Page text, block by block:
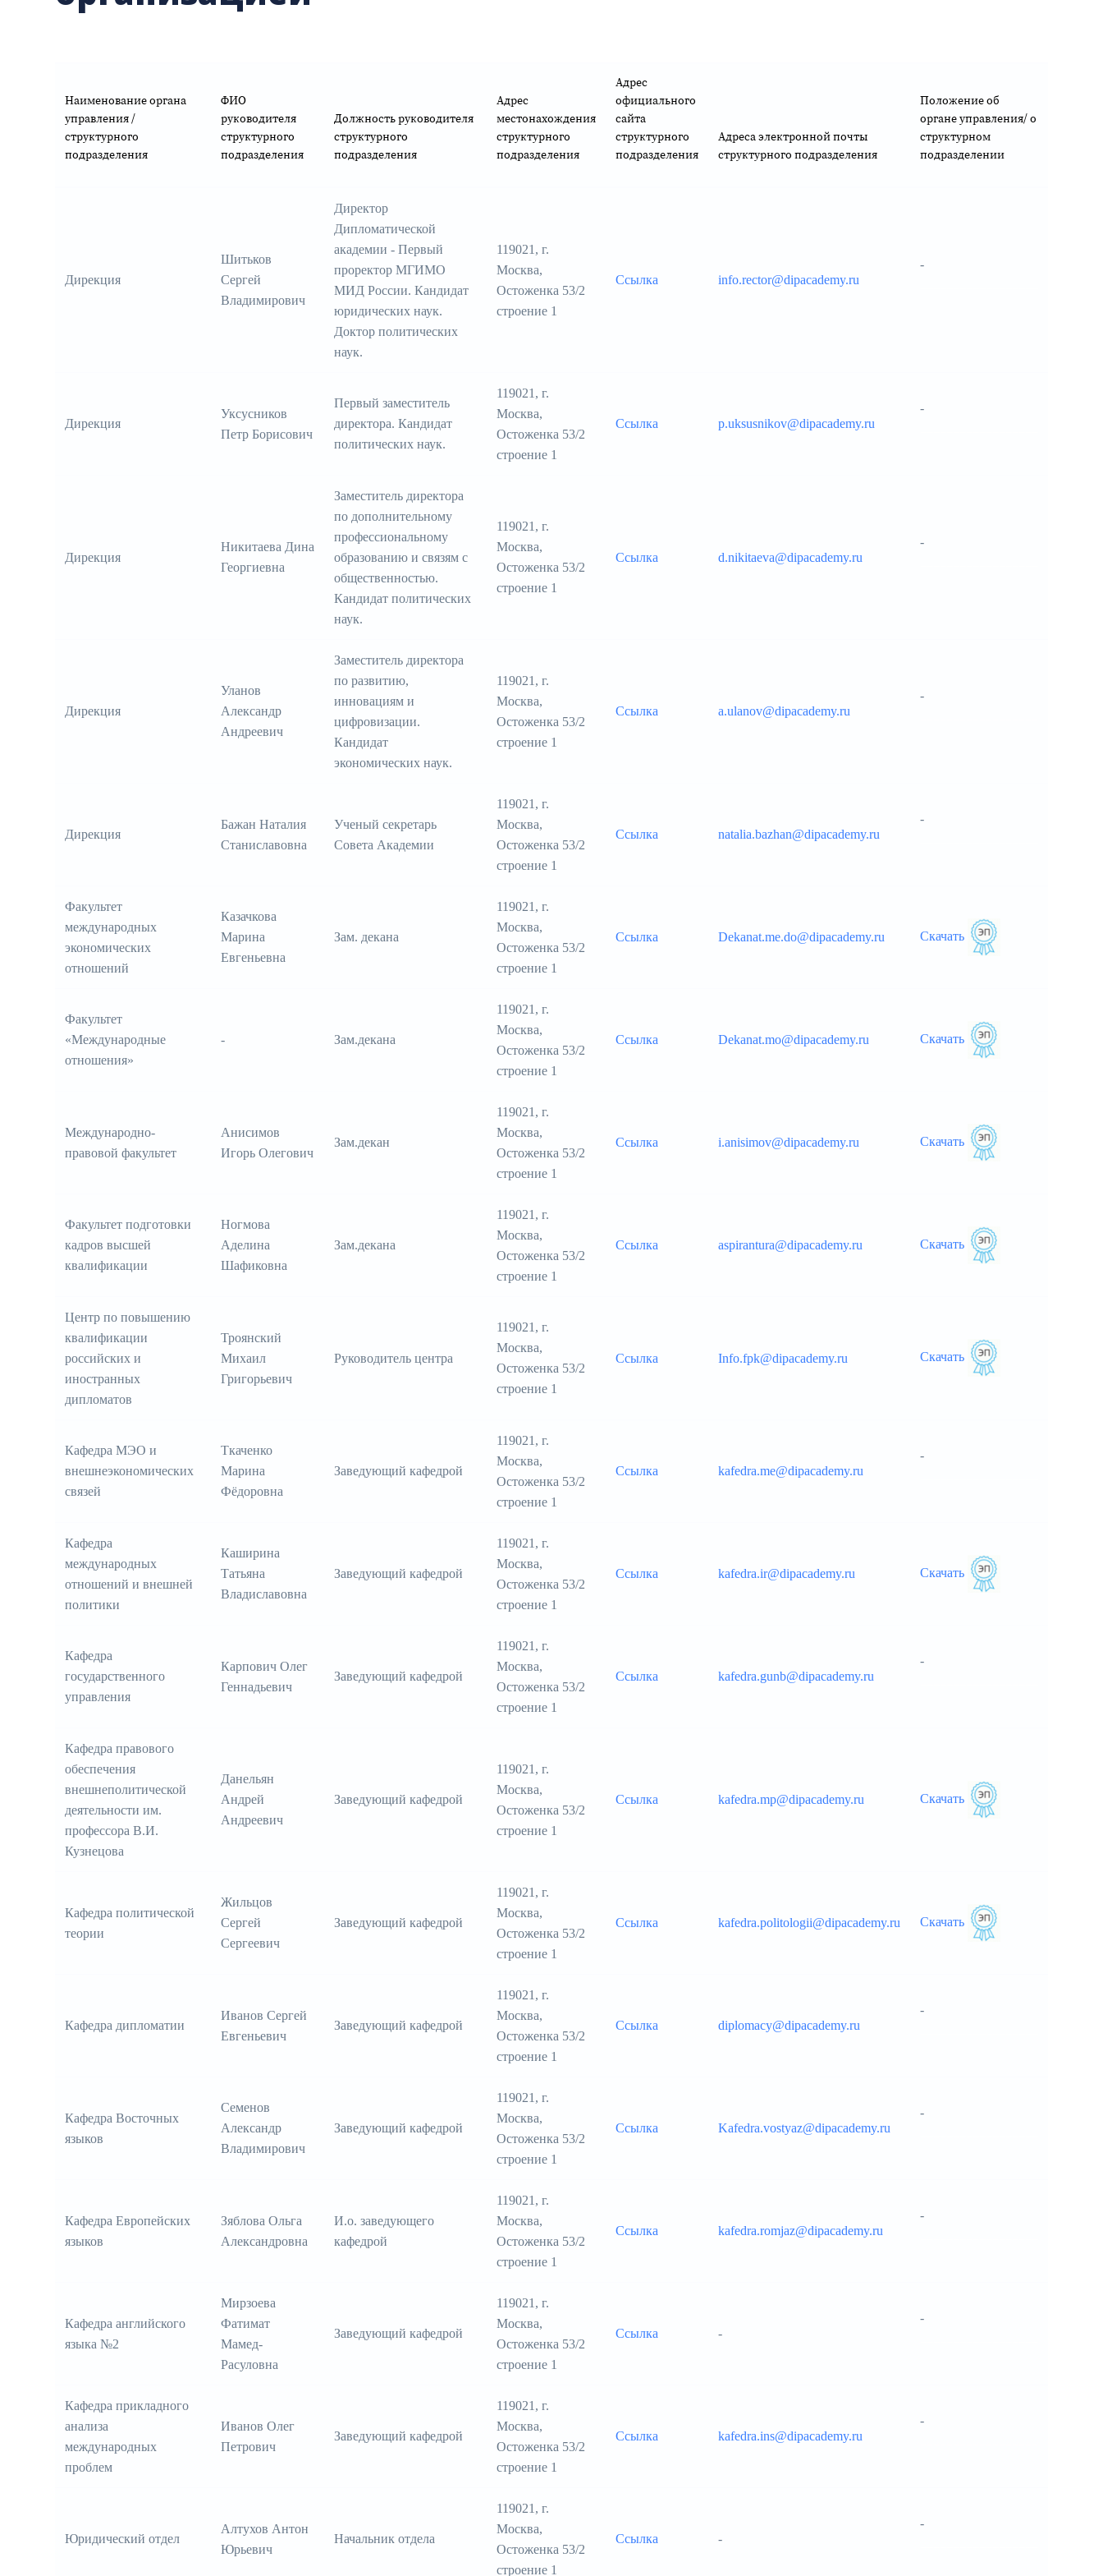
Наименование органа
управления /
структурного
подразделения
ФИО
руководителя
структурного
подразделения
Должность руководителя
структурного
подразделения
Адрес
местонахождения
структурного
подразделения
Адрес
официального
сайта
структурного
подразделения
Адреса электронной почты
структурного подразделения
Положение об
органе управления/ о
структурном
подразделении
Дирекция
Шитьков
Сергей
Владимирович
Директор
Дипломатической
академии - Первый
проректор МГИМО
МИД России. Кандидат
юридических наук.
Доктор политических
наук.
119021, г.
Москва,
Остоженка 53/2
строение 1
Ссылка info.rector@dipacademy.ru
-
Дирекция
Уксусников
Петр Борисович
Первый заместитель
директора. Кандидат
политических наук.
119021, г.
Москва,
Остоженка 53/2
строение 1
Ссылка p.uksusnikov@dipacademy.ru
-
Дирекция
Никитаева Дина
Георгиевна
Заместитель директора
по дополнительному
профессиональному
образованию и связям с
общественностью.
Кандидат политических
наук.
119021, г.
Москва,
Остоженка 53/2
строение 1
Ссылка d.nikitaeva@dipacademy.ru
-
Дирекция
Уланов
Александр
Андреевич
Заместитель директора
по развитию,
инновациям и
цифровизации.
Кандидат
экономических наук.
119021, г.
Москва,
Остоженка 53/2
строение 1
Ссылка a.ulanov@dipacademy.ru
-
Дирекция
Бажан Наталия
Станиславовна
Ученый секретарь
Совета Академии
119021, г.
Москва,
Остоженка 53/2
строение 1
Ссылка natalia.bazhan@dipacademy.ru
-
Факультет
международных
экономических
отношений
Казачкова
Марина
Евгеньевна
Зам. декана
119021, г.
Москва,
Остоженка 53/2
строение 1
Ссылка Dekanat.me.do@dipacademy.ru Скачать
Факультет
«Международные
отношения»
- Зам.декана
119021, г.
Москва,
Остоженка 53/2
строение 1
Ссылка Dekanat.mo@dipacademy.ru Скачать
Международно-
правовой факультет
Анисимов
Игорь Олегович
Зам.декан
119021, г.
Москва,
Остоженка 53/2
строение 1
Ссылка i.anisimov@dipacademy.ru Скачать
Факультет подготовки
кадров высшей
квалификации
Ногмова
Аделина
Шафиковна
Зам.декана
119021, г.
Москва,
Остоженка 53/2
строение 1
Ссылка aspirantura@dipacademy.ru Скачать
Центр по повышению
квалификации
российских и
иностранных
дипломатов
Троянский
Михаил
Григорьевич
Руководитель центра
119021, г.
Москва,
Остоженка 53/2
строение 1
Ссылка Info.fpk@dipacademy.ru Скачать
Кафедра МЭО и
внешнеэкономических
связей
Ткаченко
Марина
Фёдоровна
Заведующий кафедрой
119021, г.
Москва,
Остоженка 53/2
строение 1
Ссылка kafedra.me@dipacademy.ru
-
Кафедра
международных
отношений и внешней
политики
Каширина
Татьяна
Владиславовна
Заведующий кафедрой
119021, г.
Москва,
Остоженка 53/2
строение 1
Ссылка kafedra.ir@dipacademy.ru Скачать
Кафедра
государственного
управления
Карпович Олег
Геннадьевич
Заведующий кафедрой
119021, г.
Москва,
Остоженка 53/2
строение 1
Ссылка kafedra.gunb@dipacademy.ru
-
Кафедра правового
обеспечения
внешнеполитической
деятельности им.
профессора В.И.
Кузнецова
Данельян
Андрей
Андреевич
Заведующий кафедрой
119021, г.
Москва,
Остоженка 53/2
строение 1
Ссылка kafedra.mp@dipacademy.ru Скачать
Кафедра политической
теории
Жильцов
Сергей
Сергеевич
Заведующий кафедрой
119021, г.
Москва,
Остоженка 53/2
строение 1
Ссылка kafedra.politologii@dipacademy.ru Скачать
Кафедра дипломатии
Иванов Сергей
Евгеньевич
Заведующий кафедрой
119021, г.
Москва,
Остоженка 53/2
строение 1
Ссылка diplomacy@dipacademy.ru
-
Кафедра Восточных
языков
Семенов
Александр
Владимирович
Заведующий кафедрой
119021, г.
Москва,
Остоженка 53/2
строение 1
Ссылка Kafedra.vostyaz@dipacademy.ru
-
Кафедра Европейских
языков
Зяблова Ольга
Александровна
И.о. заведующего
кафедрой
119021, г.
Москва,
Остоженка 53/2
строение 1
Ссылка kafedra.romjaz@dipacademy.ru
-
Кафедра английского
языка №2
Мирзоева
Фатимат
Мамед-
Расуловна
Заведующий кафедрой
119021, г.
Москва,
Остоженка 53/2
строение 1
Ссылка -
-
Кафедра прикладного
анализа
международных
проблем
Иванов Олег
Петрович
Заведующий кафедрой
119021, г.
Москва,
Остоженка 53/2
строение 1
Ссылка kafedra.ins@dipacademy.ru
-
Юридический отдел
Алтухов Антон
Юрьевич
Начальник отдела
119021, г.
Москва,
Остоженка 53/2
строение 1
Ссылка -
-